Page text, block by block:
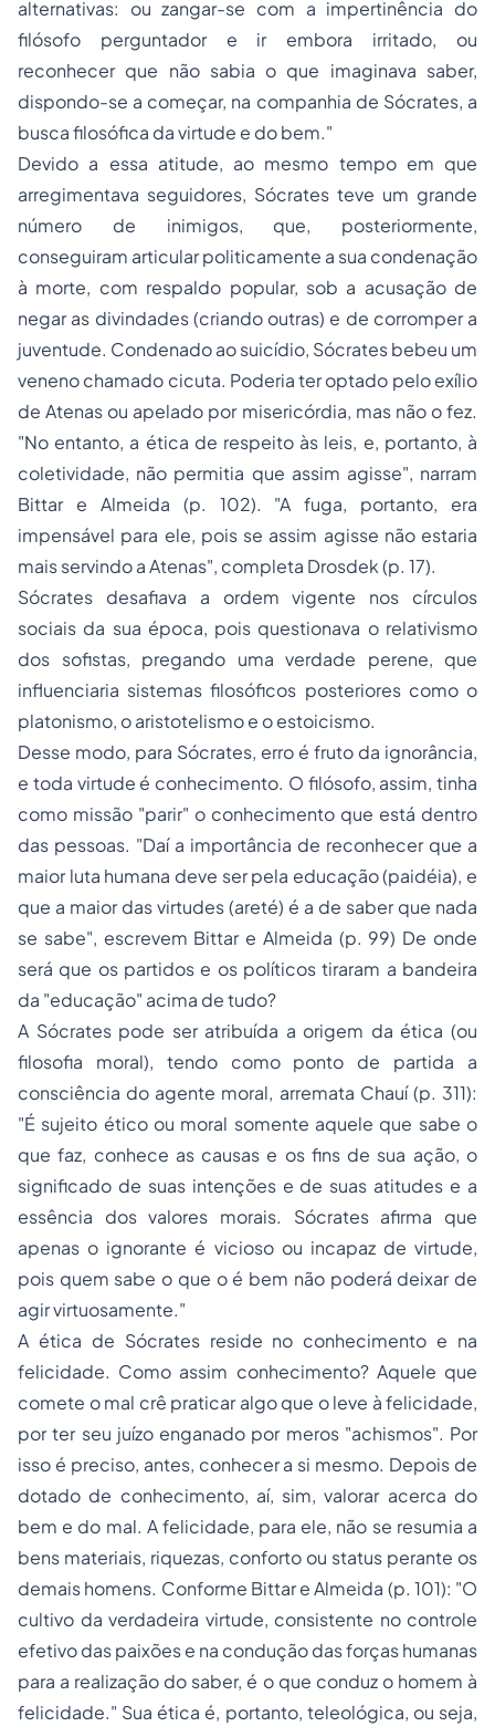
alternativas: ou zangar-se com a impertinência do
filósofo perguntador e ir embora irritado, ou
reconhecer que não sabia o que imaginava saber,
dispondo-se a começar, na companhia de Sócrates, a
busca filosófica da virtude e do bem."
Devido a essa atitude, ao mesmo tempo em que
arregimentava seguidores, Sócrates teve um grande
número de inimigos, que, posteriormente,
conseguiram articular politicamente a sua condenação
à morte, com respaldo popular, sob a acusação de
negar as divindades (criando outras) e de corromper a
juventude. Condenado ao suicídio, Sócrates bebeu um
veneno chamado cicuta. Poderia ter optado pelo exílio
de Atenas ou apelado por misericórdia, mas não o fez.
"No entanto, a ética de respeito às leis, e, portanto, à
coletividade, não permitia que assim agisse", narram
Bittar e Almeida (p. 102). "A fuga, portanto, era
impensável para ele, pois se assim agisse não estaria
mais servindo a Atenas", completa Drosdek (p. 17).
Sócrates desafiava a ordem vigente nos círculos
sociais da sua época, pois questionava o relativismo
dos sofistas, pregando uma verdade perene, que
influenciaria sistemas filosóficos posteriores como o
platonismo, o aristotelismo e o estoicismo.
Desse modo, para Sócrates, erro é fruto da ignorância,
e toda virtude é conhecimento. O filósofo, assim, tinha
como missão "parir" o conhecimento que está dentro
das pessoas. "Daí a importância de reconhecer que a
maior luta humana deve ser pela educação (paidéia), e
que a maior das virtudes (areté) é a de saber que nada
se sabe", escrevem Bittar e Almeida (p. 99) De onde
será que os partidos e os políticos tiraram a bandeira
da "educação" acima de tudo?
A Sócrates pode ser atribuída a origem da ética (ou
filosofia moral), tendo como ponto de partida a
consciência do agente moral, arremata Chauí (p. 311):
"É sujeito ético ou moral somente aquele que sabe o
que faz, conhece as causas e os fins de sua ação, o
significado de suas intenções e de suas atitudes e a
essência dos valores morais. Sócrates afirma que
apenas o ignorante é vicioso ou incapaz de virtude,
pois quem sabe o que o é bem não poderá deixar de
agir virtuosamente."
A ética de Sócrates reside no conhecimento e na
felicidade. Como assim conhecimento? Aquele que
comete o mal crê praticar algo que o leve à felicidade,
por ter seu juízo enganado por meros "achismos". Por
isso é preciso, antes, conhecer a si mesmo. Depois de
dotado de conhecimento, aí, sim, valorar acerca do
bem e do mal. A felicidade, para ele, não se resumia a
bens materiais, riquezas, conforto ou status perante os
demais homens. Conforme Bittar e Almeida (p. 101): "O
cultivo da verdadeira virtude, consistente no controle
efetivo das paixões e na condução das forças humanas
para a realização do saber, é o que conduz o homem à
felicidade." Sua ética é, portanto, teleológica, ou seja,